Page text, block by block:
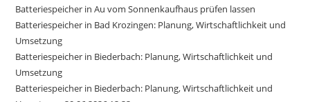
Batteriespeicher in Au vom Sonnenkaufhaus prüfen lassen
Batteriespeicher in Bad Krozingen: Planung, Wirtschaftlichkeit und
Umsetzung
Batteriespeicher in Biederbach: Planung, Wirtschaftlichkeit und
Umsetzung
Batteriespeicher in Biederbach: Planung, Wirtschaftlichkeit und